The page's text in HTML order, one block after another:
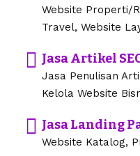
Website Properti/
Travel, Website
Jasa Artikel
Jasa Penulisan
Kelola Website
Jasa Landing
Website Katalog,